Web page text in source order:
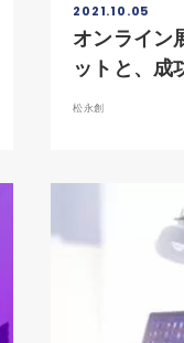
2021.10.05
オンライン
ットと、成
松永創